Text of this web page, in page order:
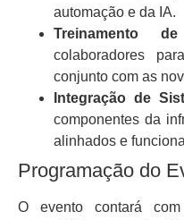
automação e da IA.
Treinamento
colaboradores
conjunto com as
Integração de
componentes da
alinhados e
Programação do
O evento contará